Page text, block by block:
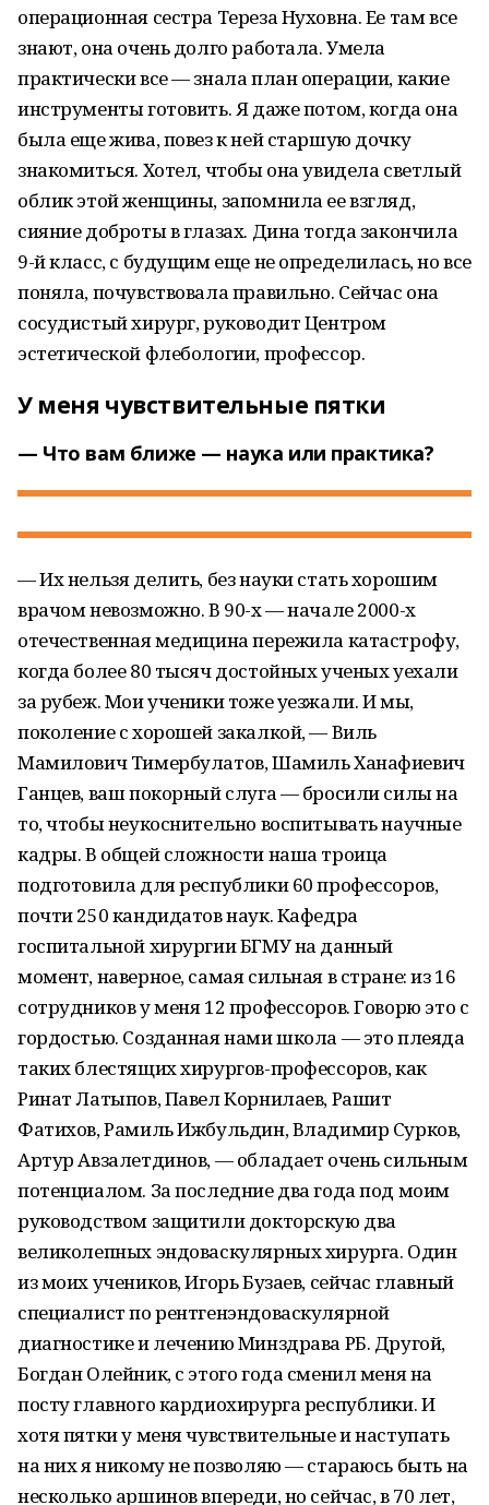
операционная сестра Тереза Нуховна. Ее там все
знают, она очень долго работала. Умела
практически все — знала план операции, какие
инструменты готовить. Я даже потом, когда она
была еще жива, повез к ней старшую дочку
знакомиться. Хотел, чтобы она увидела светлый
облик этой женщины, запомнила ее взгляд,
сияние доброты в глазах. Дина тогда закончила
9-й класс, с будущим еще не определилась, но все
поняла, почувствовала правильно. Сейчас она
сосудистый хирург, руководит Центром
эстетической флебологии, профессор.
У меня чувствительные пятки
— Что вам ближе — наука или практика?
— Их нельзя делить, без науки стать хорошим
врачом невозможно. В 90-х — начале 2000-х
отечественная медицина пережила катастрофу,
когда более 80 тысяч достойных ученых уехали
за рубеж. Мои ученики тоже уезжали. И мы,
поколение с хорошей закалкой, — Виль
Мамилович Тимербулатов, Шамиль Ханафиевич
Ганцев, ваш покорный слуга — бросили силы на
то, чтобы неукоснительно воспитывать научные
кадры. В общей сложности наша троица
подготовила для республики 60 профессоров,
почти 250 кандидатов наук. Кафедра
госпитальной хирургии БГМУ на данный
момент, наверное, самая сильная в стране: из 16
сотрудников у меня 12 профессоров. Говорю это с
гордостью. Созданная нами школа — это плеяда
таких блестящих хирургов-профессоров, как
Ринат Латыпов, Павел Корнилаев, Рашит
Фатихов, Рамиль Ижбульдин, Владимир Сурков,
Артур Авзалетдинов, — обладает очень сильным
потенциалом. За последние два года под моим
руководством защитили докторскую два
великолепных эндоваскулярных хирурга. Один
из моих учеников, Игорь Бузаев, сейчас главный
специалист по рентгенэндоваскулярной
диагностике и лечению Минздрава РБ. Другой,
Богдан Олейник, с этого года сменил меня на
посту главного кардиохирурга республики. И
хотя пятки у меня чувствительные и наступать
на них я никому не позволяю — стараюсь быть на
несколько аршинов впереди, но сейчас, в 70 лет,